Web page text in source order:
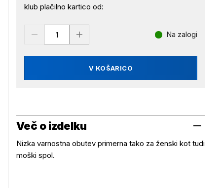
klub plačilno kartico od:
V KOŠARICO
Na zalogi
Več o izdelku
Nizka varnostna obutev primerna tako za ženski kot tudi
moški spol.